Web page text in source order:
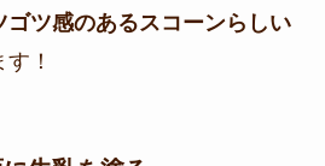
ゴツ感のあるスコーンらしい
！